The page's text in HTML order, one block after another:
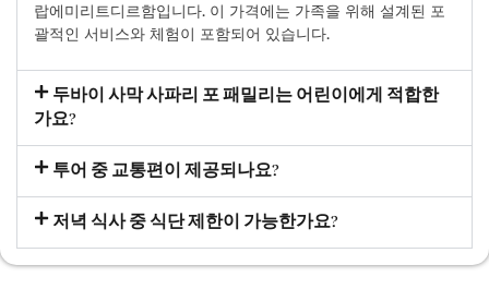
랍에미리트디르함입니다. 이 가격에는 가족을 위해 설계된 포
괄적인 서비스와 체험이 포함되어 있습니다.
두바이 사막 사파리 포 패밀리는 어린이에게 적합한
가요?
투어 중 교통편이 제공되나요?
저녁 식사 중 식단 제한이 가능한가요?